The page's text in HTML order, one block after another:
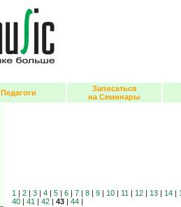
Педагоги
Записаться
на Семинары
1 | 2| 3| 4| 5| 6| 7| 8| 9| 10| 11 | 12| 13| 14|
40| 41 | 42| 43| 44|